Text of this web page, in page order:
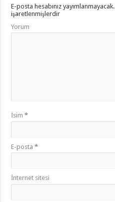
E-posta hesabınız yayımlanmayacak.
işaretlenmişlerdir
Yorum
İsim*
E-posta*
İnternet sitesi